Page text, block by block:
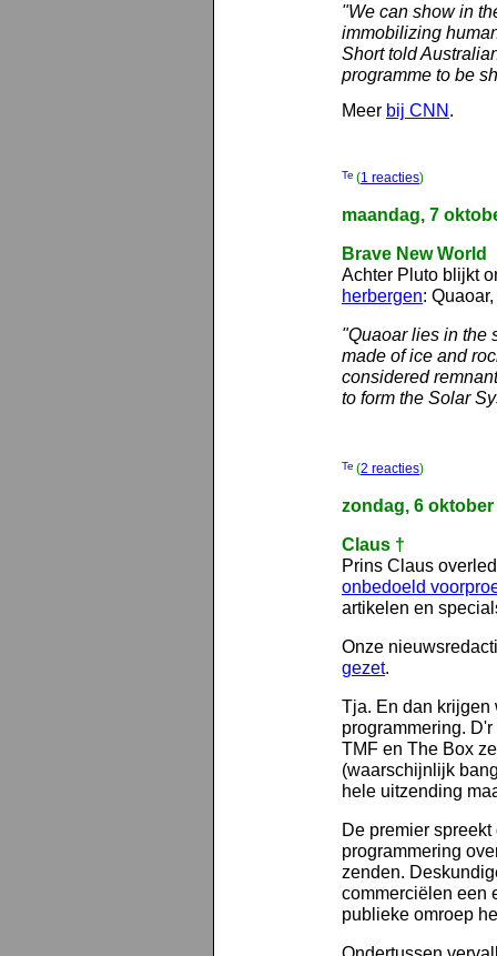
"We can show in
immobilizing
Short told
programme to be
Meer bij CNN.
(1 reacties)
maandag, 7
Brave New World
Achter Pluto blijkt
herbergen:
"Quaoar lies in the
made of ice and
considered
to form the Solar
(2 reacties)
zondag, 6 oktober
Claus †
Prins Claus
onbedoeld
artikelen en
Onze
gezet.
Tja. En dan krijgen
programmering.
TMF en The Box
(waarschijnlijk
hele uitzending
De premier
programmering
zenden.
commerciëlen een
publieke omroep